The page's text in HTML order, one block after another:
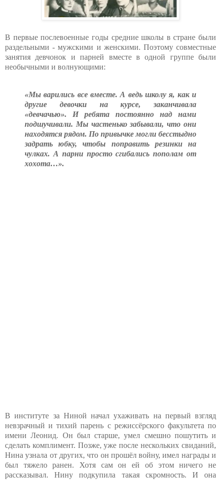
В первые послевоенные годы средние школы в стране были
раздельными - мужскими и женскими. Поэтому совместные
занятия девчонок и парней вместе в одной группе были
необычными и волнующими:
«Мы варились все вместе. А ведь школу я, как и
другие девочки на курсе, заканчивала
«девчачью». И ребята постоянно над нами
подшучивали. Мы частенько забывали, что они
находятся рядом. По привычке могли бесстыдно
задрать юбку, чтобы поправить резинки на
чулках. А парни просто сгибались пополам от
хохота…».
В институте за Ниной начал ухаживать на первый взгляд
невзрачный и тихий парень с режиссёрского факультета по
имени Леонид. Он был старше, умел смешно пошутить и
сделать комплимент. Позже, уже после нескольких свиданий,
Нина узнала от других, что он прошёл войну, имел награды и
был тяжело ранен. Хотя сам он ей об этом ничего не
рассказывал. Нину подкупила такая скромность. И она